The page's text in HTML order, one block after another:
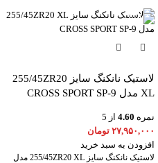
لاستیک نانکنگ سایز 255/45ZR20
XL مدل CROSS SPORT SP-9
نمره 4.60 از 5
۲۷,۹۵۰,۰۰۰ تومان
افزودن به سبد خرید
لاستیک نانکنگ سایز 255/45ZR20 XL مدل